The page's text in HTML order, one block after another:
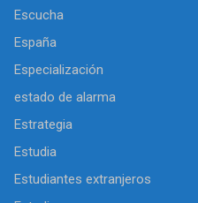
Escucha
España
Especialización
estado de alarma
Estrategia
Estudia
Estudiantes extranjeros